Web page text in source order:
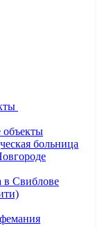
больница
в Свиблове